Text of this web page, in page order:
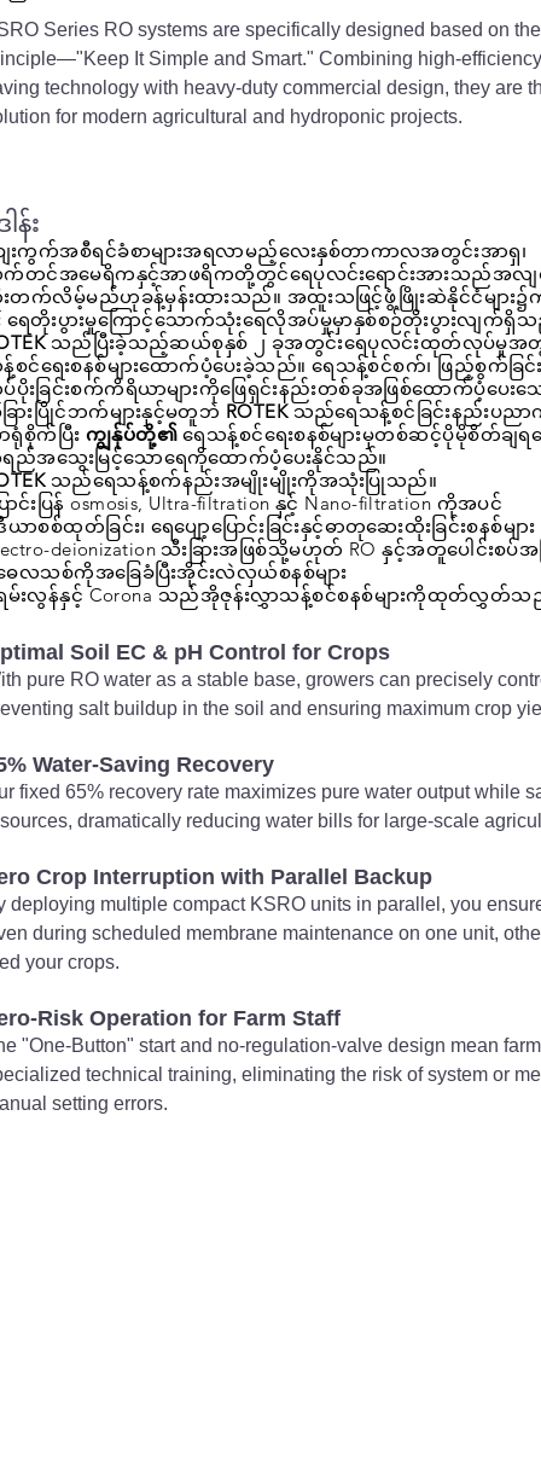
Series RO systems are specifically designed based on
It Simple and Smart." Combining high-
technology with heavy-duty commercial design, they are
for modern agricultural and hydroponic projects.
ါန်း
ေးကွက်အစီရင်ခံစာများအရလာမည့်လေးနှစ်တာကာလအတွင်းအာရှ၊
တင်အမေရိကနှင့်အာဖရိကတို့တွင်ရေပုလင်းရောင်းအားသည်အလျ
တက်လိမ့်မည်ဟုခန့်မှန်းထားသည်။ အထူးသဖြင့်ဖွံ့ဖြိုးဆဲနိုင်ငံများ၌
ရေတိုးပွားမှုကြောင့်သောက်သုံးရေလိုအပ်မှုမှာနှစ်စဉ်တိုးပွားလျက်ရှိ
သည်ပြီးခဲ့သည့်ဆယ်စုနှစ် ၂ ခုအတွင်းရေပုလင်းထုတ်လုပ်မှုအ
စင်ရေးစနစ်များထောက်ပံ့ပေးခဲ့သည်။ ရေသန့်စင်စက်၊ ဖြည့်စွက်ခြင်
ပိုးခြင်းစက်ကိရိယာများကိုဖြေရှင်းနည်းတစ်ခုအဖြစ်ထောက်ပံ့ပေးသ
ြားပြိုင်ဘက်များနှင့်မတူဘဲ ROTEKသည်ရေသန့်စင်ခြင်းနည်းပည
ရုံစိုက်ပြီး ကျွန်ုပ်တို့၏ရေသန့်စင်ရေးစနစ်များမှတစ်ဆင့်ပိုမိုစိတ်ချရ
ည်အသွေးမြင့်သောရေကိုထောက်ပံ့ပေးနိုင်သည်။
သည်ရေသန့်စက်နည်းအမျိုးမျိုးကိုအသုံးပြုသည်။
ောင်းပြန် osmosis, Ultra-filtration နှင့် Nano-filtration ကိုအပင်
ယာစစ်ထုတ်ခြင်း၊ ရေပျော့ပြောင်းခြင်းနှင့်ဓာတုဆေးထိုးခြင်းစနစ်များ
deionization သီးခြားအဖြစ်သို့မဟုတ် RO နှင့်အတူပေါင်းစပ်အ
ေလသစ်ကိုအခြေခံပြီးအိုင်းလဲလှယ်စနစ်များ
မ်းလွန်နှင့် Corona သည်အိုဇုန်းလွှာသန့်စင်စနစ်များကိုထုတ်လွှတ်
Soil EC & pH Control for Crops
pure RO water as a stable base, growers can precisely
salt buildup in the soil and ensuring maximum crop
Water-Saving Recovery
fixed 65% recovery rate maximizes pure water output while
dramatically reducing water bills for large-scale
Crop Interruption with Parallel Backup
deploying multiple compact KSRO units in parallel, you
during scheduled membrane maintenance on one unit,
your crops.
Risk Operation for Farm Staff
"One-Button" start and no-regulation-valve design mean
technical training, eliminating the risk of system or
setting errors.